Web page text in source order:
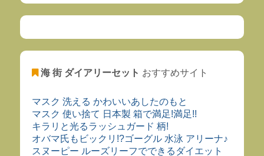
海 街 ダイアリーセット おすすめサイト
マスク 洗える かわいいあしたのもと
マスク 使い捨て 日本製 箱で満足!満足!!
キラリと光るラッシュガード 柄!
オバマ氏もビックリ!?ゴーグル 水泳 アリーナ♪
スヌーピー ルーズリーフでできるダイエット